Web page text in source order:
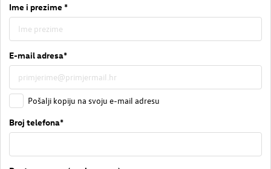
Ime i prezime *
E-mail adresa*
Pošalji kopiju na svoju e-mail adresu
Broj telefona*